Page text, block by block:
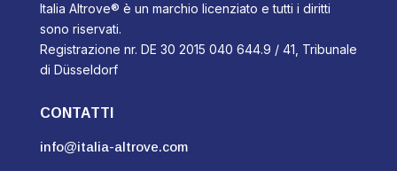
Italia Altrove® è un marchio licenziato e tutti i diritti
sono riservati.
Registrazione nr. DE 30 2015 040 644.9 / 41, Tribunale
di Düsseldorf
CONTATTI
info@italia-altrove.com